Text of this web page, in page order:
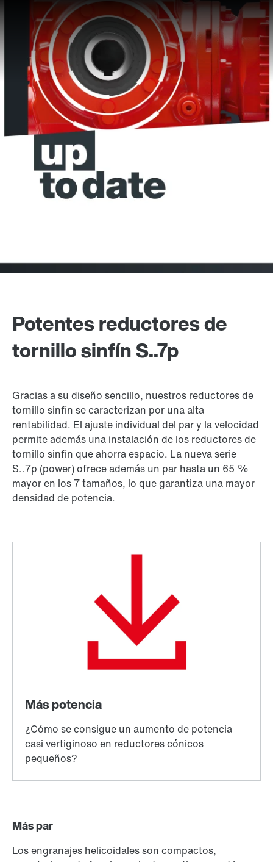
Potentes reductores de
tornillo sinfín S..7p
Gracias a su diseño sencillo, nuestros reductores de
tornillo sinfín se caracterizan por una alta
rentabilidad. El ajuste individual del par y la velocidad
permite además una instalación de los reductores de
tornillo sinfín que ahorra espacio. La nueva serie
S..7p (power) ofrece además un par hasta un 65 %
mayor en los 7 tamaños, lo que garantiza una mayor
densidad de potencia.
Más par
Los engranajes helicoidales son compactos,